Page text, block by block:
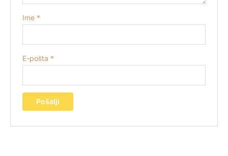
Ime *
E-pošta *